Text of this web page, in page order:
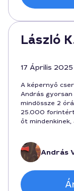
László
17 Április 2025
A képernyő
András
mindössze 2
25.000
őt mindenkinek,
András